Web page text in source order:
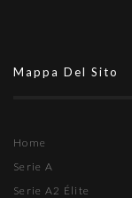
Mappa Del Sito
Home
Serie A
Serie A2 Élite